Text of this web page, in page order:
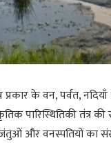
के वन, पर्वत,
पारिस्थितिकी तंत्र की
जंतुओं और वनस्पतियों का